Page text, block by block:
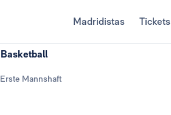
Madridistas Tickets
Basketball
Erste Mannshaft